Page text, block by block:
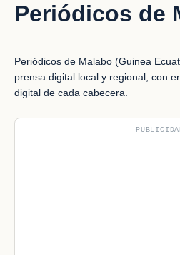
Periódicos de
Periódicos de Malabo (Guinea
prensa digital local y regional, con
digital de cada cabecera.